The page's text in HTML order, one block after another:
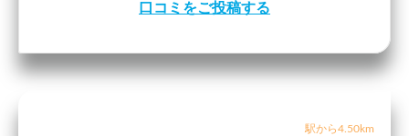
口コミをご投稿する
駅から4.50km